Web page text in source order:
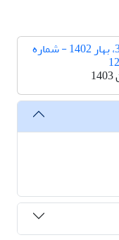
دوره 31، بهار 1402 - شماره